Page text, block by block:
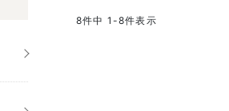
8件中 1 -8件表示